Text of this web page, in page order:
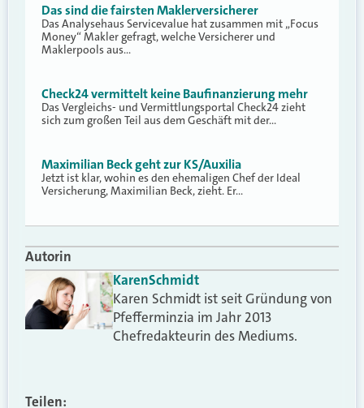
Das sind die fairsten Maklerversicherer
Das Analysehaus Servicevalue hat zusammen mit „Focus
Money“ Makler gefragt, welche Versicherer und
Maklerpools aus…
Check24 vermittelt keine Baufinanzierung mehr
Das Vergleichs- und Vermittlungsportal Check24 zieht
sich zum großen Teil aus dem Geschäft mit der…
Maximilian Beck geht zur KS/Auxilia
Jetzt ist klar, wohin es den ehemaligen Chef der Ideal
Versicherung, Maximilian Beck, zieht. Er…
Autorin
KarenSchmidt
Karen Schmidt ist seit Gründung von
Pfefferminzia im Jahr 2013
Chefredakteurin des Mediums.
Teilen: